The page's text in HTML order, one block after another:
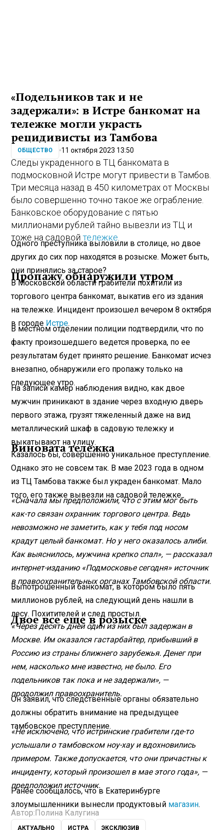
«Подельников так и не
задержали»: в Истре банкомат на
тележке могли украсть
рецидивисты из Тамбова
ОБЩЕСТВО 11 октября 2023 13:50
Следы украденного в ТЦ банкомата в
подмосковной Истре могут привести в Тамбов.
Три месяца назад в 450 километрах от Москвы
было совершенно точно такое же ограбление.
Банковское оборудование с пятью
миллионами рублей тайно вывезли из ТЦ и
тоже на садовойтележке
Одного преступника выловили в столице, но двое
других до сих пор находятся в розыске. Может быть,
они принялись за старое?
Пропажу обнаружили утром
В Московской области грабители похитили из
торгового центра банкомат, выкатив его из здания
на тележке. Инцидент произошел вечером 8 октября
в городе Истре.
В местном отделении полиции подтвердили, что по
факту произошедшего ведется проверка, по ее
результатам будет принято решение. Банкомат исчез
внезапно, обнаружили его пропажу только на
следующее утро.
На записи камер наблюдения видно, как двое
мужчин приникают в здание через входную дверь
первого этажа, грузят тяжеленный даже на вид
металлический шкаф в садовую тележку и
выкатывают на улицу.
Виновата тележка
Казалось бы, совершенно уникальное преступление.
Однако это не совсем так. В мае 2023 года в одном
из ТЦ Тамбова также был украден банкомат. Мало
того, его также вывезли на садовой тележке.
«Сначала мы предположили, что с этим мог быть
как-то связан охранник торгового центра. Ведь
невозможно не заметить, как у тебя под носом
крадут целый банкомат. Но у него оказалось алиби.
Как выяснилось, мужчина крепко спал», — рассказал
интернет-изданию «Подмосковье сегодня» источник
в правоохранительных органах Тамбовской области.
Выпотрошенный банкомат, в котором было пять
миллионов рублей, на следующий день нашли в
лесу. Похитителей и след простыл.
Двое все еще в розыске
«Через десять дней один из них был задержан в
Москве. Им оказался гастарбайтер, прибывший в
Россию из страны ближнего зарубежья. Денег при
нем, насколько мне известно, не было. Его
подельников так пока и не задержали», —
продолжил правоохранитель.
Он заявил, что следственные органы обязательно
должны обратить внимание на предыдущее
тамбовское преступление.
«Не исключено, что истринские грабители где-то
услышали о тамбовском ноу-хау и вдохновились
примером. Также допускается, что они причастны к
инциденту, который произошел в мае этого года», —
предположил источник.
Ранее сообщалось, что в Екатеринбурге
злоумышленники вынесли продуктовый магазин.
Автор:Полина Калугина
АКТУАЛЬНО ИСТРА ЭКСКЛЮЗИВ